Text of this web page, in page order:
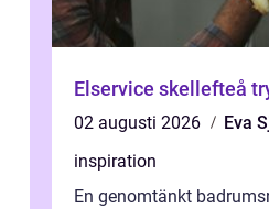
02 augusti 2026
Eva
inspiration
En genomtänkt